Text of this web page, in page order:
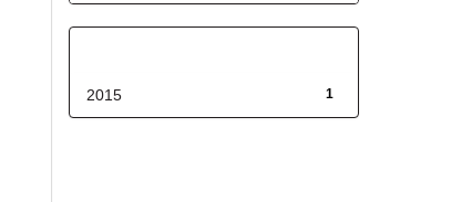
1
2015